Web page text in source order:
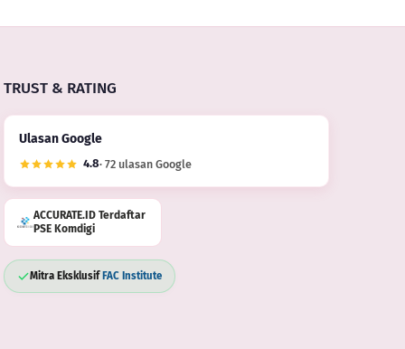
TRUST & RATING
Ulasan Google
4.8· 72 ulasan Google
ACCURATE.ID Terdaftar
PSE Komdigi
Mitra Eksklusif FAC Institute